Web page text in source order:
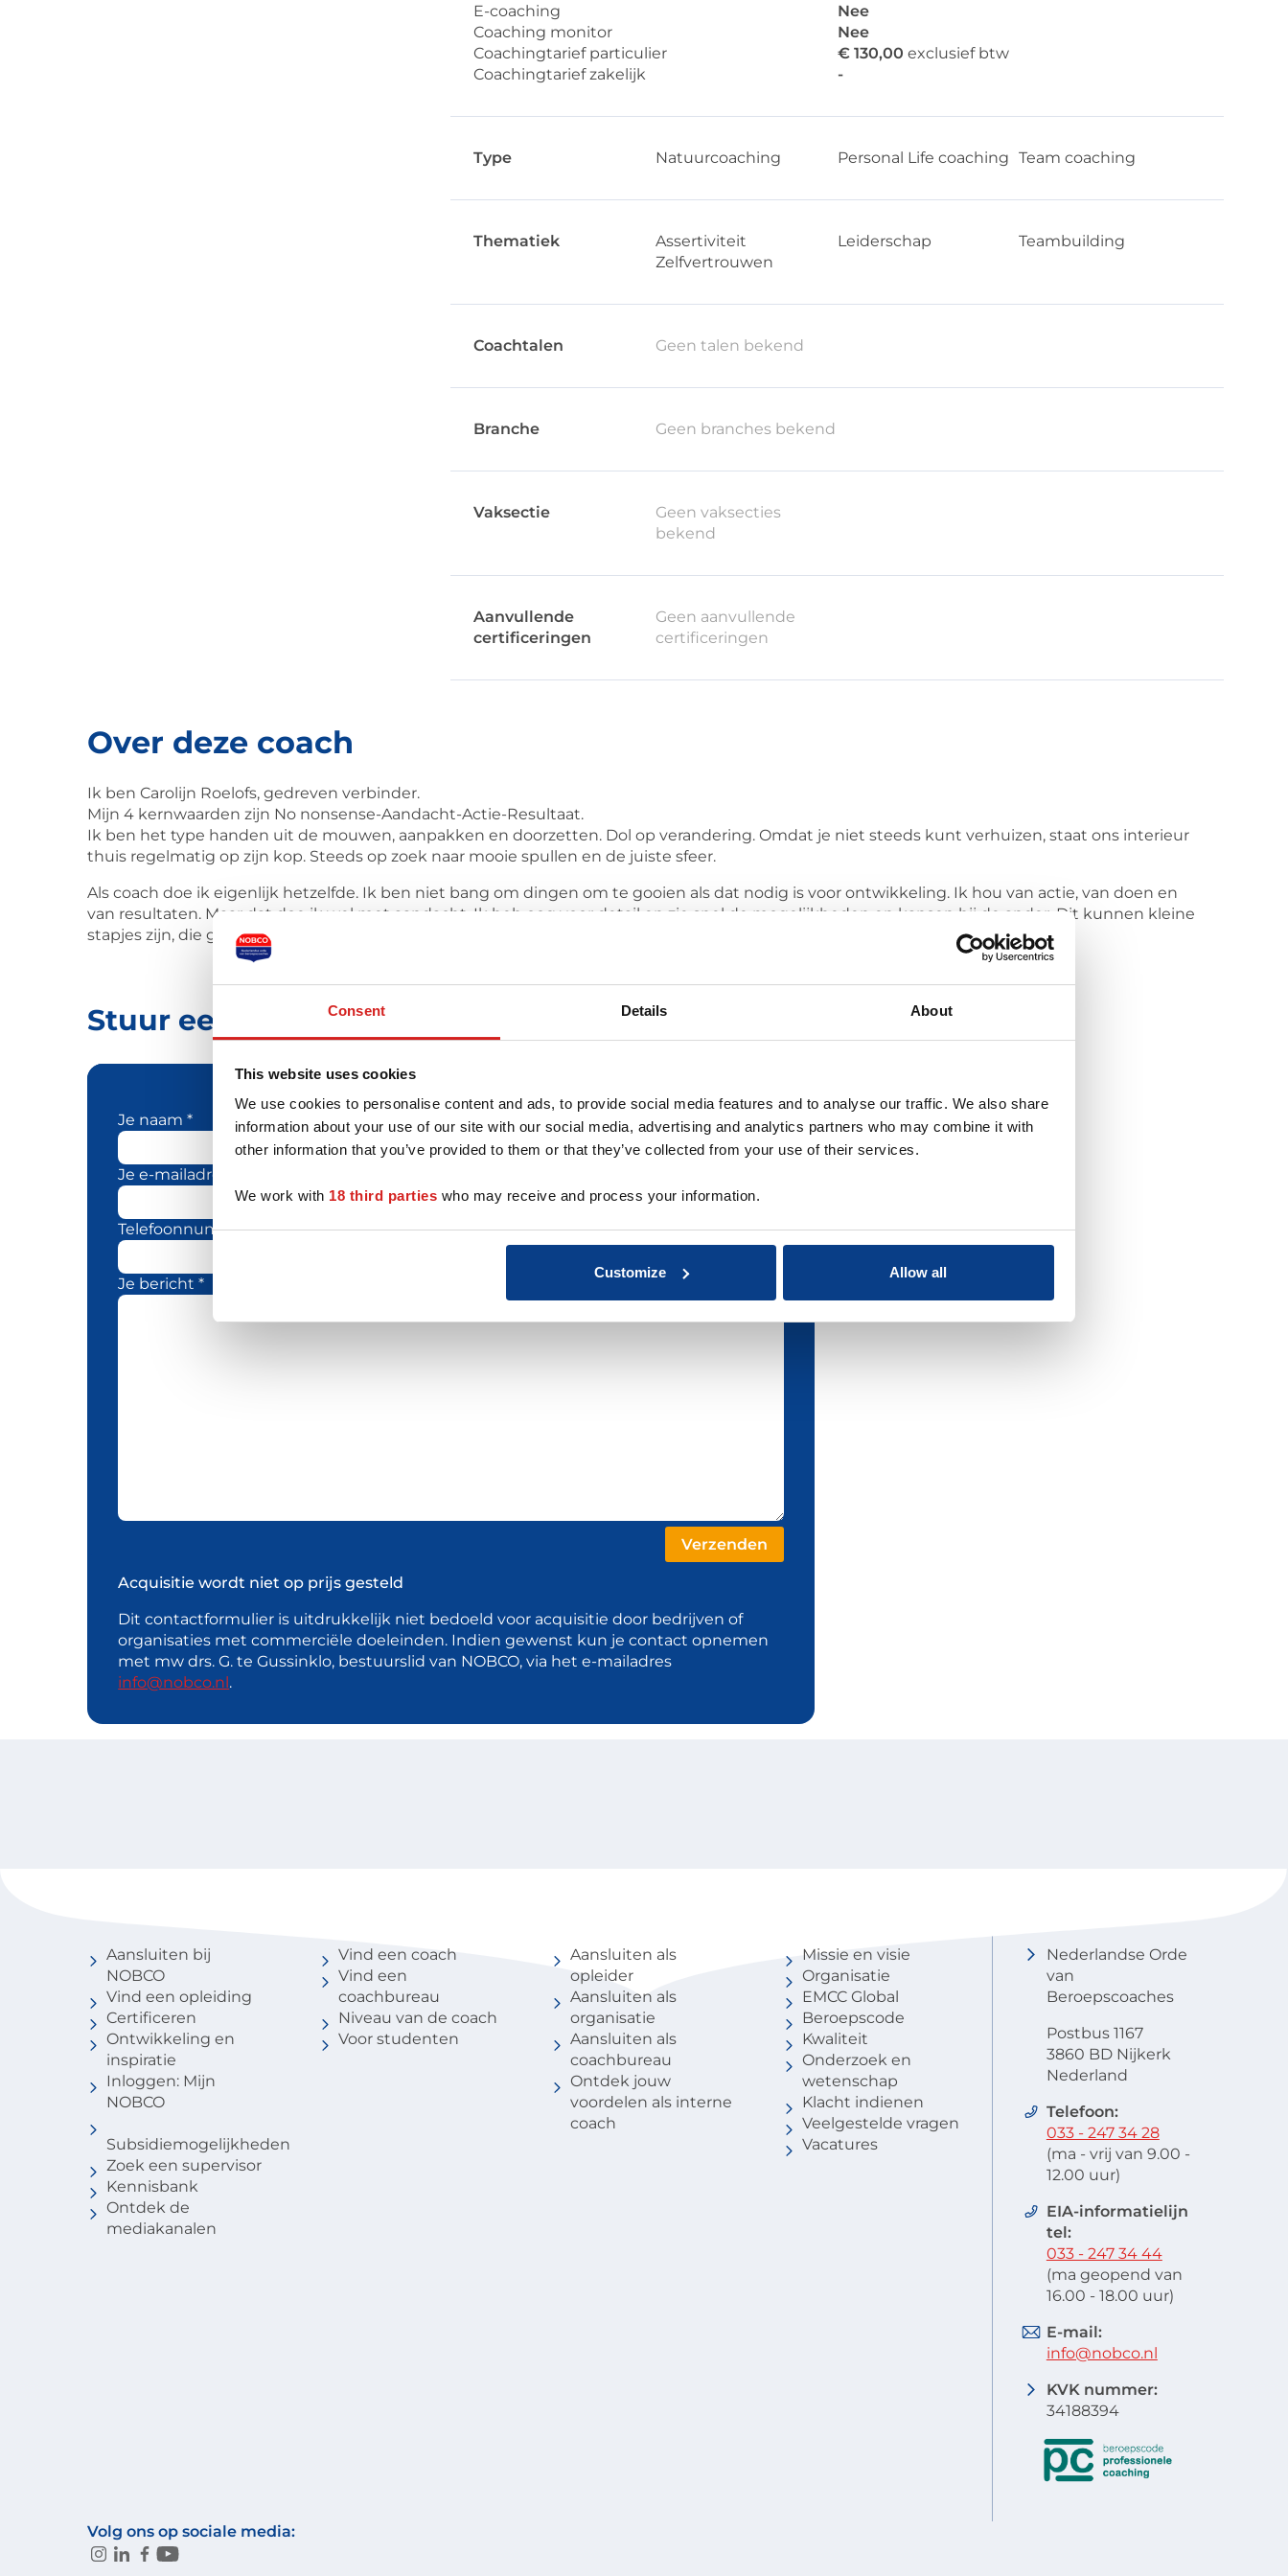
Consent Details About
This website uses cookies
We use cookies to personalise content and ads, to provide social media features and to analyse our traffic. We also share
information about your use of our site with our social media, advertising and analytics partners who may combine it with
other information that you’ve provided to them or that they’ve collected from your use of their services.
We work with 18 third parties who may receive and process your information.
Customize Allow all
E-coaching
Nee
Coaching monitor
Nee
Coachingtarief particulier
€ 130,00 exclusief btw
Coachingtarief zakelijk
-
Type Natuurcoaching Personal Life coaching Team coaching
Thematiek Assertiviteit Leiderschap
Teambuilding
Zelfvertrouwen
Coachtalen Geen talen bekend
Branche Geen branches bekend
Vaksectie
Geen vaksecties
bekend
Aanvullende
certificeringen
Geen aanvullende
certificeringen
Over deze coach
Ik ben Carolijn Roelofs, gedreven verbinder.
Mijn 4 kernwaarden zijn No nonsense-Aandacht-Actie-Resultaat.
Ik ben het type handen uit de mouwen, aanpakken en doorzetten. Dol op verandering. Omdat je niet steeds kunt verhuizen, staat ons interieur
thuis regelmatig op zijn kop. Steeds op zoek naar mooie spullen en de juiste sfeer.
Als coach doe ik eigenlijk hetzelfde. Ik ben niet bang om dingen om te gooien als dat nodig is voor ontwikkeling. Ik hou van actie, van doen en
van resultaten. Maar dat doe ik wel met aandacht. Ik heb oog voor detail en zie snel de mogelijkheden en kansen bij de ander. Dit kunnen kleine
stapjes zijn, die grote impact hebben.
Stuur een bericht naar deze coach
Je naam *
Je e-mailadres *
Telefoonnummer
Je bericht *
Acquisitie wordt niet op prijs gesteld
Dit contactformulier is uitdrukkelijk niet bedoeld voor acquisitie door bedrijven of
organisaties met commerciële doeleinden. Indien gewenst kun je contact opnemen
met mw drs. G. te Gussinklo, bestuurslid van NOBCO, via het e-mailadres
info@nobco.nl .
Aansluiten bij
NOBCO
Vind een opleiding
Certificeren
Ontwikkeling en
inspiratie
Inloggen: Mijn
NOBCO
Subsidiemogelijkheden
Zoek een supervisor
Kennisbank
Ontdek de
mediakanalen
Vind een coach
Vind een
coachbureau
Niveau van de coach
Voor studenten
Aansluiten als
opleider
Aansluiten als
organisatie
Aansluiten als
coachbureau
Ontdek jouw
voordelen als interne
coach
Missie en visie
Organisatie
EMCC Global
Beroepscode
Kwaliteit
Onderzoek en
wetenschap
Klacht indienen
Veelgestelde vragen
Vacatures
Nederlandse Orde
van
Beroepscoaches
Postbus 1167
3860 BD Nijkerk
Nederland
Telefoon:
033 - 247 34 28
(ma - vrij van 9.00 -
12.00 uur)
EIA-informatielijn
tel:
033 - 247 34 44
(ma geopend van
16.00 - 18.00 uur)
E-mail:
info@nobco.nl
KVK nummer:
34188394
Volg ons op sociale media: